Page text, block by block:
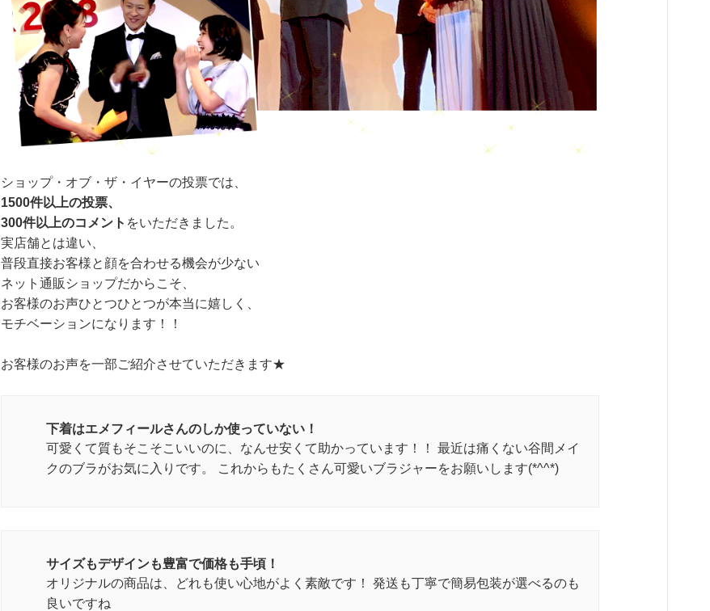
ショップ・オブ・ザ・イヤーの投票では、
1500件以上の投票、
300件以上のコメント をいただきました。
実店舗とは違い、
普段直接お客様と顔を合わせる機会が少ない
ネット通販ショップだからこそ、
お客様のお声ひとつひとつが本当に嬉しく、
モチベーションになります！！
お客様のお声を一部ご紹介させていただきます★
下着はエメフィールさんのしか使っていない！
可愛くて質もそこそこいいのに、なんせ安くて助かっています！！ 最近は痛くない谷間メイ
クのブラがお気に入りです。 これからもたくさん可愛いブラジャーをお願いします(*^^*)
サイズもデザインも豊富で価格も手頃！
オリジナルの商品は、どれも使い心地がよく素敵です！ 発送も丁寧で簡易包装が選べるのも
良いですね